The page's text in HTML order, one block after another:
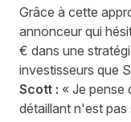
Grâce à cette
annonceur qui
€ dans une
investisseurs que
Scott : « Je pense
détaillant n'est pas